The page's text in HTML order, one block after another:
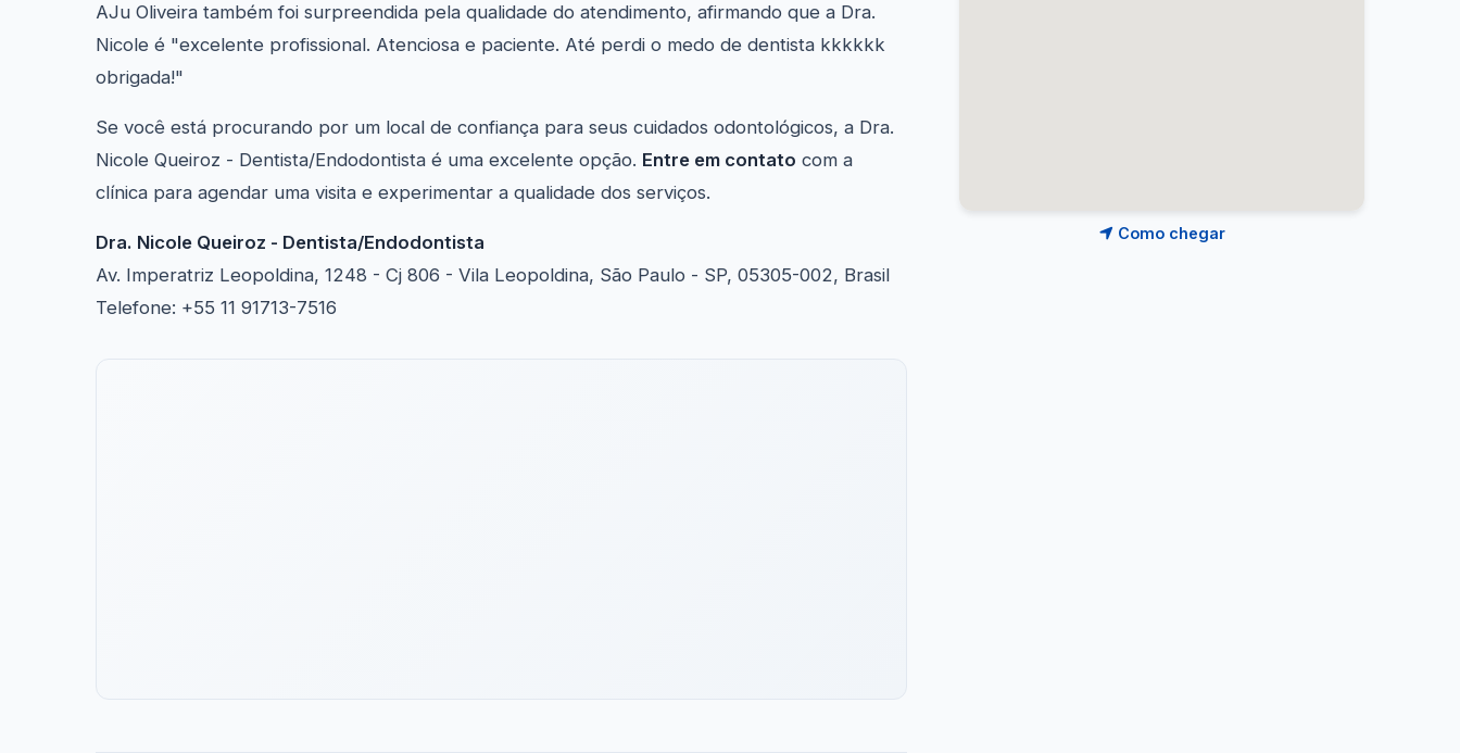
AJu Oliveira também foi surpreendida pela qualidade do atendimento, afirmando que a Dra.
Nicole é "excelente profissional. Atenciosa e paciente. Até perdi o medo de dentista kkkkkk
obrigada!"
Se você está procurando por um local de confiança para seus cuidados odontológicos, a Dra.
Nicole Queiroz - Dentista/Endodontista é uma excelente opção. Entre em contato com a
clínica para agendar uma visita e experimentar a qualidade dos serviços.
Dra. Nicole Queiroz - Dentista/Endodontista
Av. Imperatriz Leopoldina, 1248 - Cj 806 - Vila Leopoldina, São Paulo - SP, 05305-002, Brasil
Telefone: +55 11 91713-7516
Como chegar